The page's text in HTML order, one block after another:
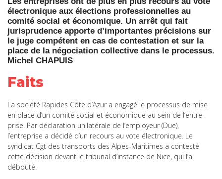
électronique aux élections professionnelles au
comité social et économique. Un arrêt qui fait
jurisprudence apporte d’importantes précisions sur
le juge compétent en cas de contestation et sur la
place de la négociation collective dans le processus.
Michel CHAPUIS
Faits
La société Rapides Côte d’Azur a engagé le processus de mise
en place d’un comité social et économique au sein de l’entre-
prise. Par déclaration unilatérale de l’employeur (Due),
l’entreprise a décidé d’un recours au vote électronique. Le
syndicat Cgt des transports des Alpes-Maritimes a contesté
cette décision devant le tribunal d’instance de Nice, qui l’a
débouté.